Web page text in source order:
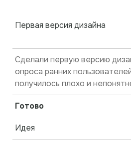
Первая версия дизайна
Сделали первую версию
опроса ранних
получилось плохо и
Готово
Идея